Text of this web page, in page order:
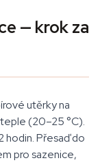
— krok za
utěrky na
(20–25 °C).
hodin. Přesaď do
pro sazenice,